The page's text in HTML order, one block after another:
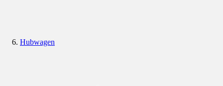
Hubwagen